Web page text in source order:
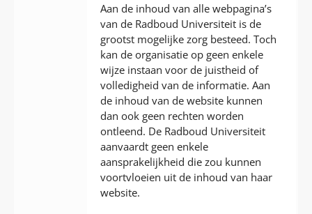
Aan de inhoud van alle webpagina’s
van de Radboud Universiteit is de
grootst mogelijke zorg besteed. Toch
kan de organisatie op geen enkele
wijze instaan voor de juistheid of
volledigheid van de informatie. Aan
de inhoud van de website kunnen
dan ook geen rechten worden
ontleend. De Radboud Universiteit
aanvaardt geen enkele
aansprakelijkheid die zou kunnen
voortvloeien uit de inhoud van haar
website.